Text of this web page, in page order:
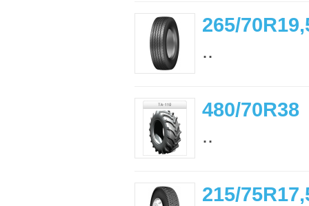
265/
..
480/70R38
..
215/